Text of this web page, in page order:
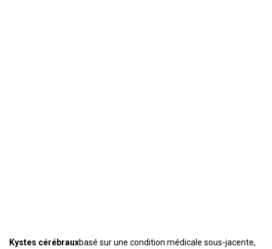
Kystes cérébrauxbasé sur une condition médicale sous-jacente,